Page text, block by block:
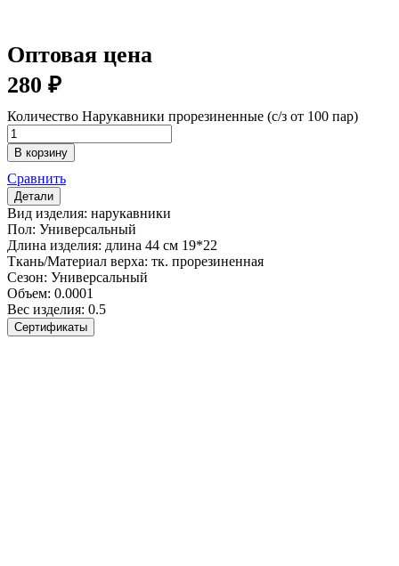
Оптовая цена
280 ₽
Количество Нарукавники прорезиненные (с/з от 100 пар)
В корзину
Сравнить
Детали
Вид изделия: нарукавники
Пол: Универсальный
Длина изделия: длина 44 см 19*22
Ткань/Материал верха: тк. прорезиненная
Сезон: Универсальный
Объем: 0.0001
Вес изделия: 0.5
Сертификаты